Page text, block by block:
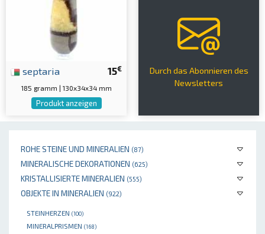
ROHE STEINE UND MINERALIEN (87)
MINERALISCHE DEKORATIONEN (625)
KRISTALLISIERTE MINERALIEN (555)
OBJEKTE IN MINERALIEN (922)
STEINHERZEN (100)
MINERALPRISMEN (168)
15€
septaria
185 gramm | 130x34x34 mm
Produkt anzeigen
Durch das Abonnieren des
Newsletters